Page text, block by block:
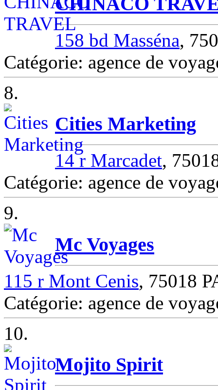
158 bd Masséna,
Catégorie: agence de
8.
Cities Marketing
14 r Marcadet,
Catégorie: agence de
9.
Mc Voyages
115 r Mont Cenis, 75018
Catégorie: agence de
10.
Mojito Spirit